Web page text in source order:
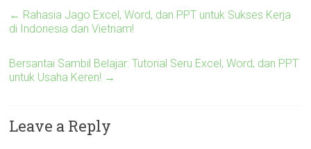
← Rahasia Jago Excel, Word, dan PPT untuk Sukses Kerja
di Indonesia dan Vietnam!
Bersantai Sambil Belajar: Tutorial Seru Excel, Word, dan PPT
untuk Usaha Keren! →
Leave a Reply